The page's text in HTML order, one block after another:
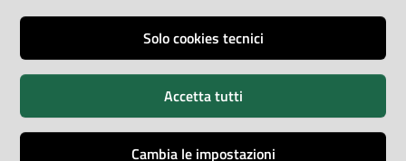
Privacy
Accessibilità
Solo cookies tecnici
Accetta tutti
Cambia le impostazioni